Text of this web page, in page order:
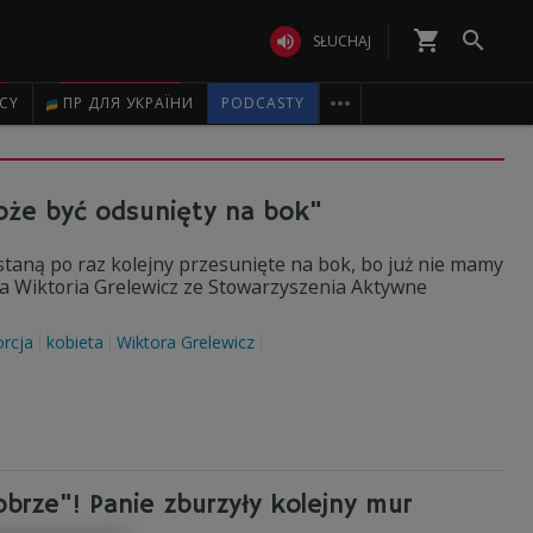
 SŁUCHAJ shopping_cart 
ПР ДЛЯ УКРАЇНИ PODCASTY 
być odsunięty na bok"
po raz kolejny przesunięte na bok, bo już nie mamy
Wiktoria Grelewicz ze Stowarzyszenia Aktywne
kobieta
Wiktora Grelewicz
Panie zburzyły kolejny mur